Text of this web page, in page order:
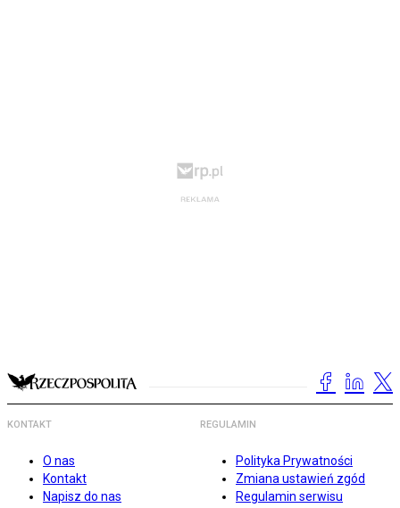
KONTAKT
O nas
Kontakt
Napisz do nas
REGULAMIN
Polityka Prywatności
Zmiana ustawień zgód
Regulamin serwisu